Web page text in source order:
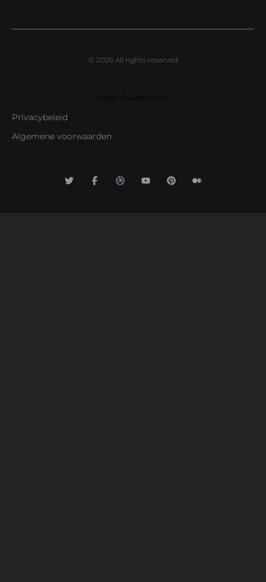
© 2026 All rights reserved
Privacybeleid
Algemene voorwaarden